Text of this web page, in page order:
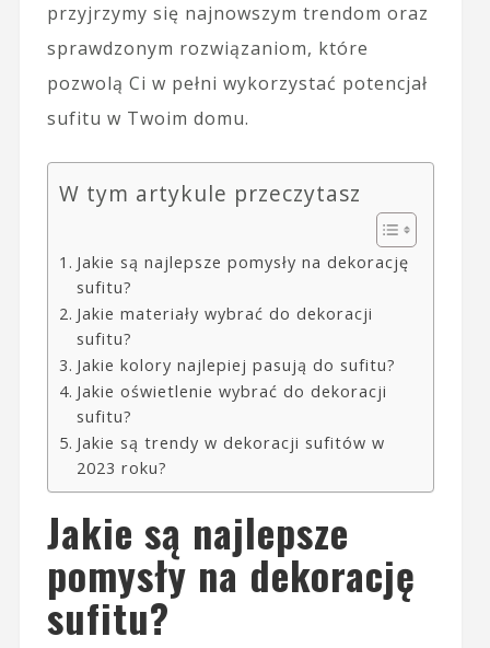
przyjrzymy się najnowszym trendom oraz
sprawdzonym rozwiązaniom, które
pozwolą Ci w pełni wykorzystać potencjał
sufitu w Twoim domu.
W tym artykule przeczytasz
Jakie są najlepsze pomysły na dekorację
sufitu?
Jakie materiały wybrać do dekoracji
sufitu?
Jakie kolory najlepiej pasują do sufitu?
Jakie oświetlenie wybrać do dekoracji
sufitu?
Jakie są trendy w dekoracji sufitów w
2023 roku?
Jakie są najlepsze
pomysły na dekorację
sufitu?